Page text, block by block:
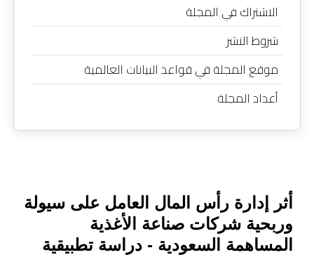
الاشتراك في المجلة
شروط النشر
موقع المجلة في قواعد البيانات العالمية
أعداد المجلة
أثر إدارة رأس المال العامل على سيولة
وربحية شركات صناعة الأغذية
المساهمة السعودية - دراسة تطبيقية